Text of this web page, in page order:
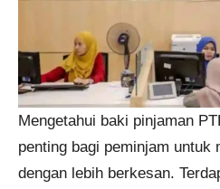
Mengetahui baki pinjaman
penting bagi peminjam untuk
dengan lebih berkesan.